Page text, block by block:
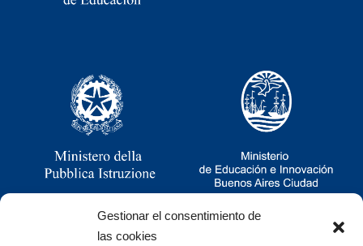
Gestionar el consentimiento de
las cookies